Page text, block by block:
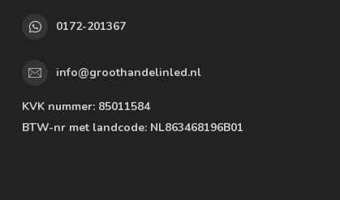
0172-201367
info@groothandelinled.nl
KVK nummer: 85011584
BTW-nr met landcode: NL863468196B01